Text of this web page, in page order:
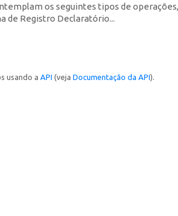
os seguintes tipos de
de Registro Declaratório...
usando a API (veja Documentação da API).